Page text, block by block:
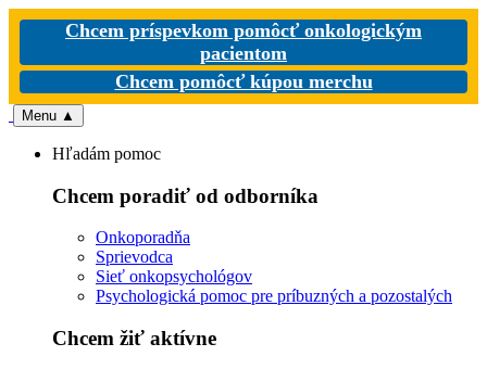
Chcem príspevkom pomôcť onkologickým
pacientom
Chcem pomôcť kúpou merchu
Menu ▲
Hľadám pomoc
Chcem poradiť od odborníka
Onkoporadňa
Sprievodca
Sieť onkopsychológov
Psychologická pomoc pre príbuzných a pozostalých
Chcem žiť aktívne